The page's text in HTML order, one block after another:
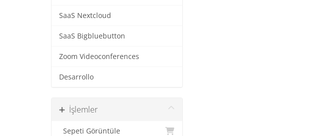
SaaS Nextcloud
SaaS Bigbluebutton
Zoom Videoconferences
Desarrollo
İşlemler
Sepeti Görüntüle